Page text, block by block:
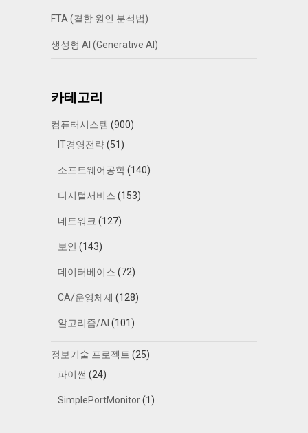
FTA (결함 원인 분석법)
생성형 AI (Generative AI)
카테고리
컴퓨터시스템 (900)
IT경영전략(51)
소프트웨어공학(140)
디지털서비스 (153)
네트워크 (127)
보안(143)
데이터베이스 (72)
CA/운영체제 (128)
알고리즘/AI (101)
정보기술 프로젝트 (25)
파이썬 (24)
SimplePortMonitor(1)